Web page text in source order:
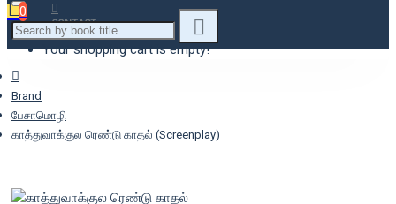
CONTACT
0
Your shopping cart is empty!
Brand
பேசாமொழி
காத்துவாக்குல ரெண்டு காதல் (Screenplay)